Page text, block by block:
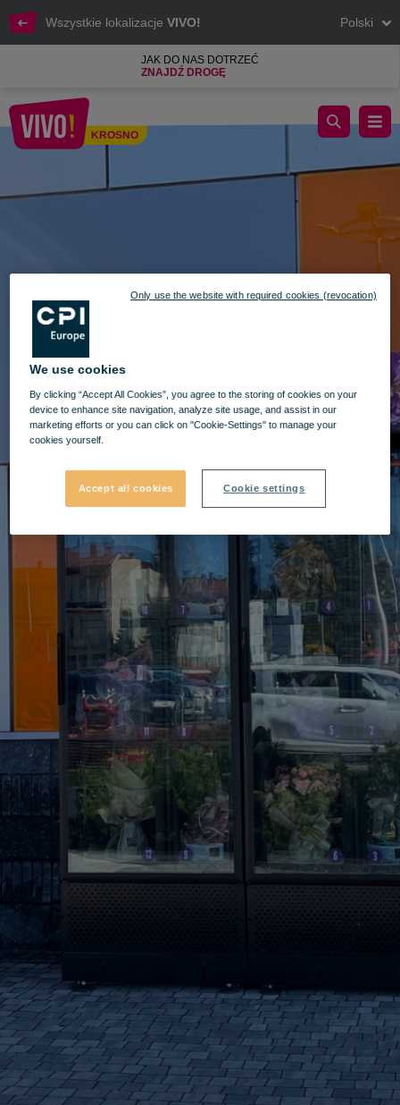
Wszystkie lokalizacje VIVO! Polski
JAK DO NAS DOTRZEĆ
ZNAJDŹ DROGĘ
KROSNO
KWIATOMAT 24/7 JUŻ JEST DOSTĘPNY W VIVO!
We use cookies
By clicking “Accept All Cookies”, you agree to the storing of cookies on your
device to enhance site navigation, analyze site usage, and assist in our
marketing efforts or you can click on "Cookie-Settings" to manage your
cookies yourself.
Accept all cookies Cookie settings
Only use the website with required cookies (revocation)